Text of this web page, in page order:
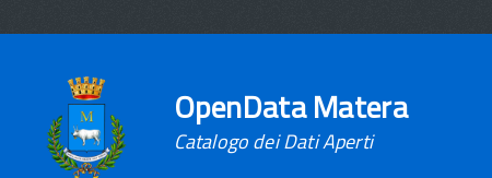
OpenData Matera
Catalogo dei Dati Aperti